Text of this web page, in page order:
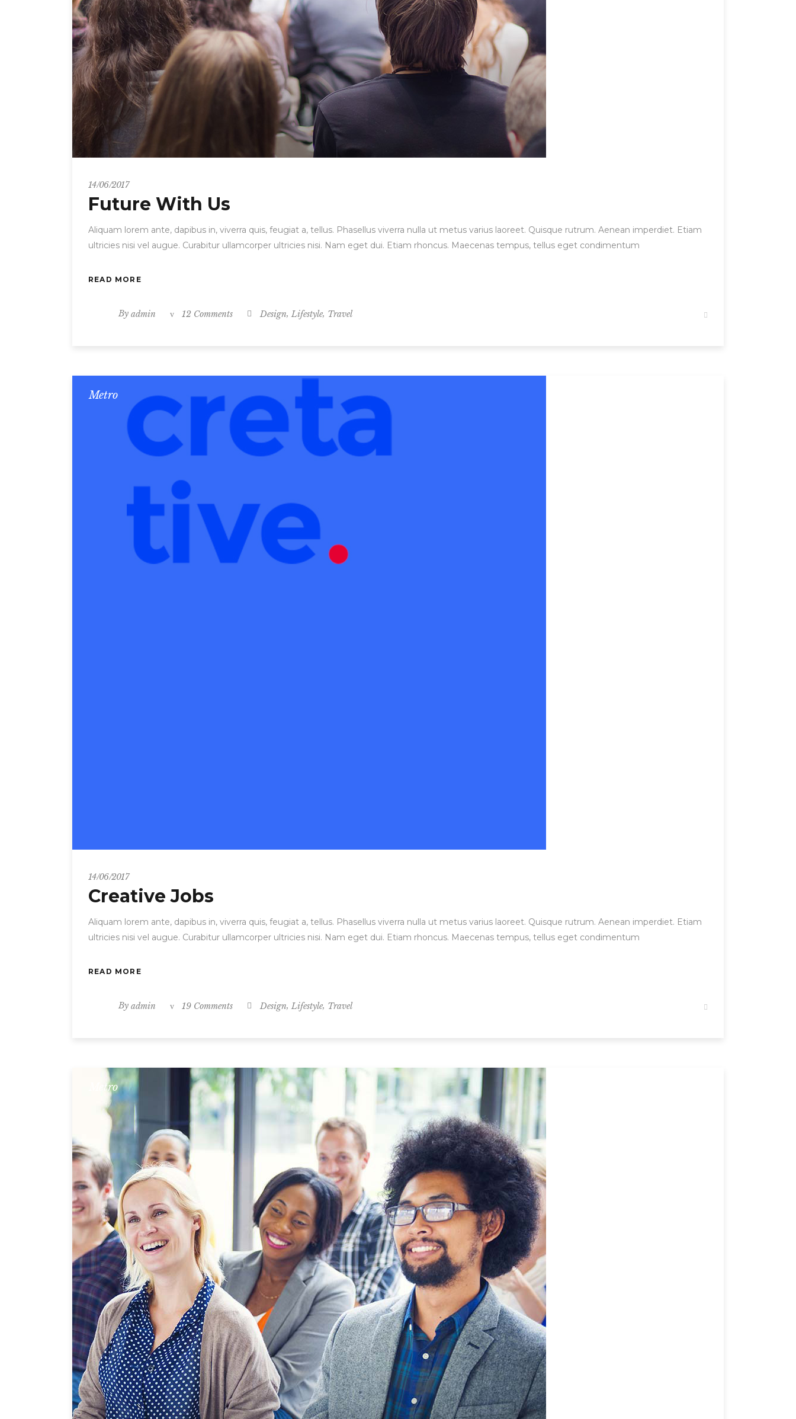
14/06/2017
Future With Us
Aliquam lorem ante, dapibus in, viverra quis, feugiat a, tellus. Phasellus viverra nulla ut metus varius laoreet. Quisque rutrum. Aenean imperdiet. Etiam
ultricies nisi vel augue. Curabitur ullamcorper ultricies nisi. Nam eget dui. Etiam rhoncus. Maecenas tempus, tellus eget condimentum
READ MORE
By admin 12 Comments Design, Lifestyle, Travel
Metro
14/06/2017
Creative Jobs
Aliquam lorem ante, dapibus in, viverra quis, feugiat a, tellus. Phasellus viverra nulla ut metus varius laoreet. Quisque rutrum. Aenean imperdiet. Etiam
ultricies nisi vel augue. Curabitur ullamcorper ultricies nisi. Nam eget dui. Etiam rhoncus. Maecenas tempus, tellus eget condimentum
READ MORE
By admin 19 Comments Design, Lifestyle, Travel
Metro